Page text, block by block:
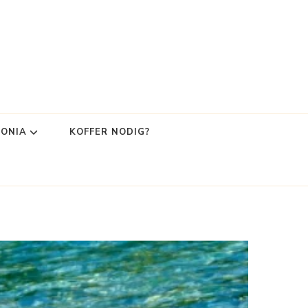
KOFFER NODIG?